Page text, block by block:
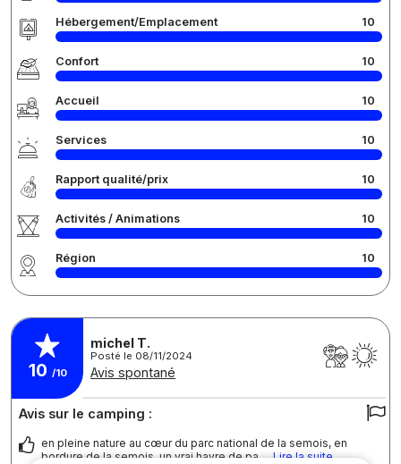
Hébergement/Emplacement 10
Confort 10
Accueil 10
Services 10
Rapport qualité/prix 10
Activités / Animations 10
Région 10
10 /10
michel T.
Posté le 08/11/2024
Avis spontané
Avis sur le camping :
en pleine nature au cœur du parc national de la semois, en
bordure de la semois, un vrai havre de pa ... Lire la suite